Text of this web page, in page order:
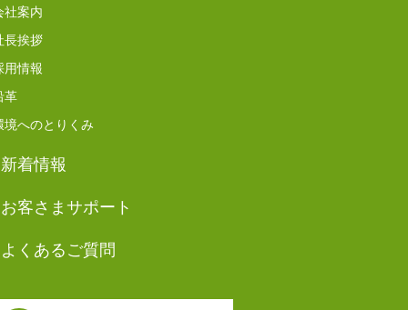
社案内
長挨拶
用情報
革
境へのとりくみ
新着情報
お客さまサポート
よくあるご質問